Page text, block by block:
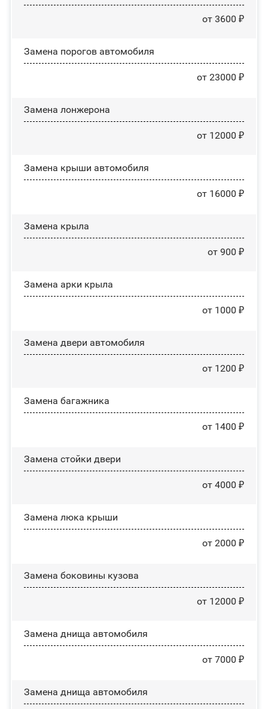
от 3600 ₽
Замена порогов автомобиля
от 23000 ₽
Замена лонжерона
от 12000 ₽
Замена крыши автомобиля
от 16000 ₽
Замена крыла
от 900 ₽
Замена арки крыла
от 1000 ₽
Замена двери автомобиля
от 1200 ₽
Замена багажника
от 1400 ₽
Зaмeнa cтoйĸи двepи
от 4000 ₽
Зaмeнa люĸa ĸpыши
от 2000 ₽
Замена боковины кузова
от 12000 ₽
Замена днища автомобиля
от 7000 ₽
Замена днища автомобиля